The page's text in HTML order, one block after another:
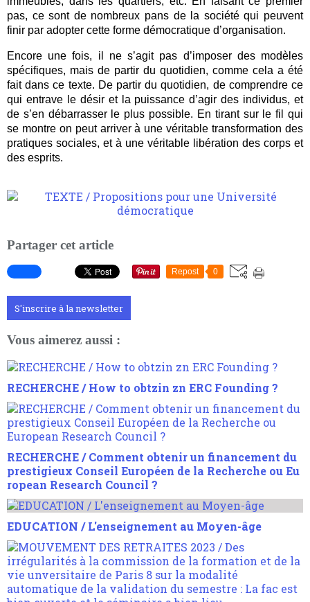
pas, ce sont de nombreux pans de la société qui peuvent
finir par adopter cette forme démocratique d’organisation.
Encore une fois, il ne s’agit pas d’imposer des modèles
spécifiques, mais de partir du quotidien, comme cela a été
fait dans ce texte. De partir du quotidien, de comprendre ce
qui entrave le désir et la puissance d’agir des individus, et
de s’en débarrasser le plus possible. En tirant sur le fil qui
se montre on peut arriver à une véritable transformation des
pratiques sociales, et à une véritable libération des corps et
des esprits.
Partager cet article
Repost 0
S'inscrire à la newsletter
Vous aimerez aussi :
RECHERCHE / How to obtzin zn ERC Founding ?
RECHERCHE / Comment obtenir un financement du
prestigieux Conseil Européen de la Recherche ou Eu
ropean Research Council ?
EDUCATION / L'enseignement au Moyen-âge